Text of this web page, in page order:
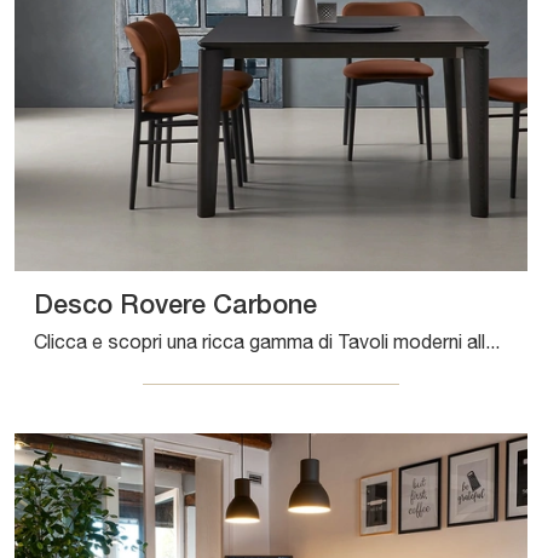
Desco Rovere Carbone
Clicca e scopri una ricca gamma di Tavoli moderni allungabili da pranzo! Il modello Desco Rovere Carbone di Sangiacomo ti sta aspettando.